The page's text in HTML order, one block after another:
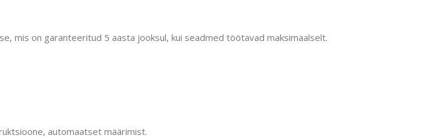
mis on garanteeritud 5 aasta jooksul, kui seadmed töötavad maksimaalselt.
automaatset määrimist.